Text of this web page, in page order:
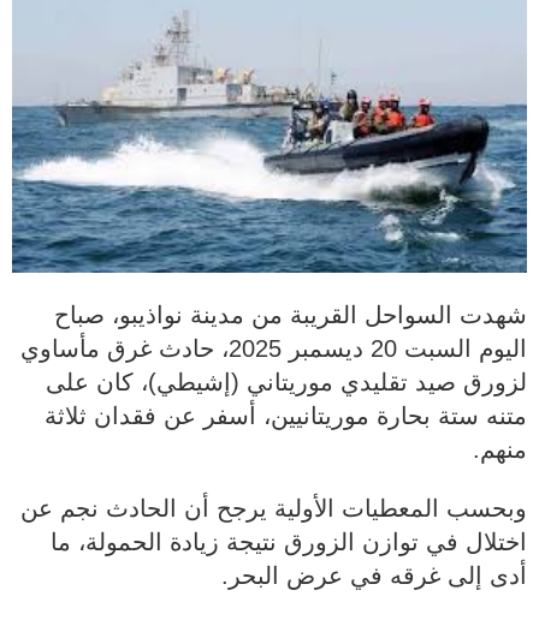
شهدت السواحل القريبة من مدينة نواذيبو، صباح
اليوم السبت 20 ديسمبر 2025، حادث غرق مأساوي
لزورق صيد تقليدي موريتاني (إشيطي)، كان على
متنه ستة بحارة موريتانيين، أسفر عن فقدان ثلاثة
منهم.
وبحسب المعطيات الأولية يرجح أن الحادث نجم عن
اختلال في توازن الزورق نتيجة زيادة الحمولة، ما
أدى إلى غرقه في عرض البحر.